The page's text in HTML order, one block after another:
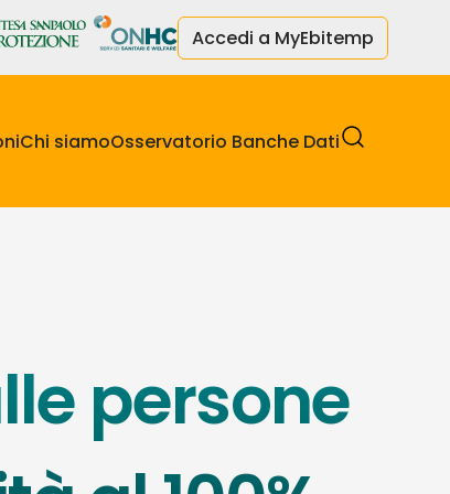
Accedi a MyEbitemp
Chi siamoOsservatorio Banche Dati
persone